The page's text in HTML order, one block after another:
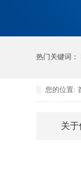
热门关键词：
您的位置:
关于